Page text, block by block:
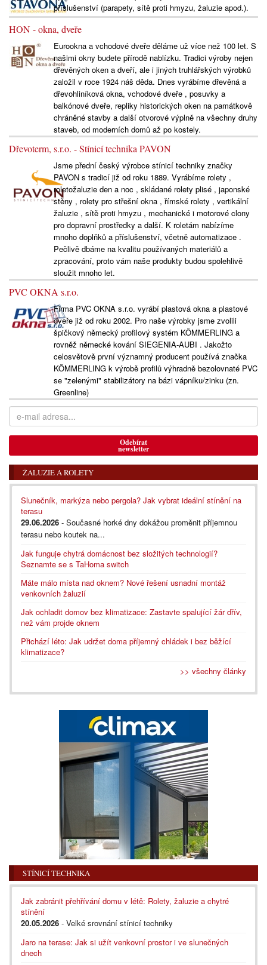
příslušenství (parapety, sítě proti hmyzu, žaluzie apod.).
HON - okna, dveře
Eurookna a vchodové dveře děláme už více než 100 let. S
našimi okny budete přírodě nablízku. Tradici výroby nejen
dřevěných oken a dveří, ale i jiných truhlářských výrobků
založil v roce 1924 náš děda. Dnes vyrábíme dřevěná a
dřevohliníková okna, vchodové dveře , posuvky a
balkónové dveře, repliky historických oken na památkově
chráněné stavby a další otvorové výplně na všechny druhy
staveb, od moderních domů až po kostely.
Dřevoterm, s.r.o. - Stínicí technika PAVON
Jsme přední český výrobce stínicí techniky značky
PAVON s tradicí již od roku 1889. Vyrábíme rolety ,
roletožaluzie den a noc , skládané rolety plisé , japonské
stěny , rolety pro střešní okna , římské rolety , vertikální
žaluzie , sítě proti hmyzu , mechanické i motorové clony
pro dopravní prostředky a další. K roletám nabízíme
mnoho doplňků a příslušenství, včetně automatizace .
Pečlivě dbáme na kvalitu používaných materiálů a
zpracování, proto vám naše produkty budou spolehlivě
sloužit mnoho let.
PVC OKNA s.r.o.
Firma PVC OKNA s.r.o. vyrábí plastová okna a plastové
dveře již od roku 2002. Pro naše výrobky jsme zvolili
špičkový německý profilový systém KÖMMERLING a
rovněž německé kování SIEGENIA-AUBI . Jakožto
celosvětově první významný producent používá značka
KÖMMERLING k výrobě profilů výhradně bezolovnaté PVC
se "zelenými" stabilizátory na bázi vápníku/zinku (zn.
Greenline)
Odebírat
newsletter
ŽALUZIE A ROLETY
Slunečník, markýza nebo pergola? Jak vybrat ideální stínění na
terasu
29.06.2026 - Současné horké dny dokážou proměnit příjemnou
terasu nebo koutek na...
Jak funguje chytrá domácnost bez složitých technologií?
Seznamte se s TaHoma switch
Máte málo místa nad oknem? Nové řešení usnadní montáž
venkovních žaluzií
Jak ochladit domov bez klimatizace: Zastavte spalující žár dřív,
než vám projde oknem
Přichází léto: Jak udržet doma příjemný chládek i bez běžící
klimatizace?
>> všechny články
STÍNICÍ TECHNIKA
Jak zabránit přehřívání domu v létě: Rolety, žaluzie a chytré
stínění
20.05.2026 - Velké srovnání stínicí techniky
Jaro na terase: Jak si užít venkovní prostor i ve slunečných
dnech